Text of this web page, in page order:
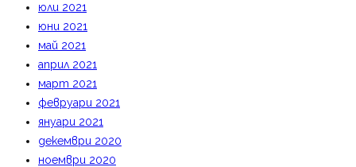
юли 2021
юни 2021
май 2021
април 2021
март 2021
февруари 2021
януари 2021
декември 2020
ноември 2020